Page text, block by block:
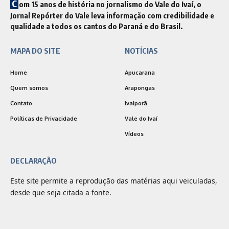
C om 15 anos de história no jornalismo do Vale do Ivaí, o
Jornal Repórter do Vale leva informação com credibilidade e
qualidade a todos os cantos do Paraná e do Brasil.
MAPA DO SITE
Home
Quem somos
Contato
Políticas de Privacidade
NOTÍCIAS
Apucarana
Arapongas
Ivaiporã
Vale do Ivaí
Vídeos
DECLARAÇÃO
Este site permite a reprodução das matérias aqui veiculadas,
desde que seja citada a fonte.